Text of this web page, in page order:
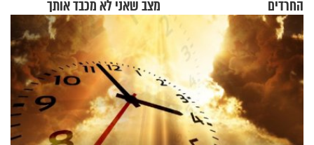
החרדים
מצב שאני לא מכבד אותך
בבוקר בהנחת תפילין"